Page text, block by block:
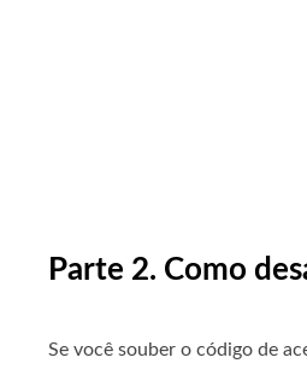
Parte 2. Como
Se você souber o código de